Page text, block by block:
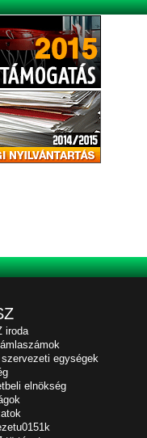
iroda
szervezeti egységek
elnökség